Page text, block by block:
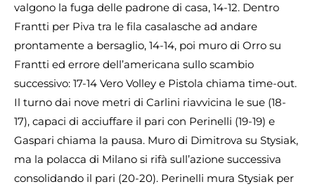
valgono la fuga delle padrone di casa, 14-12. Dentro
Frantti per Piva tra le fila casalasche ad andare
prontamente a bersaglio, 14-14, poi muro di Orro su
Frantti ed errore dell’americana sullo scambio
successivo: 17-14 Vero Volley e Pistola chiama time-out.
Il turno dai nove metri di Carlini riavvicina le sue (18-
17), capaci di acciuffare il pari con Perinelli (19-19) e
Gaspari chiama la pausa. Muro di Dimitrova su Stysiak,
ma la polacca di Milano si rifà sull’azione successiva
consolidando il pari (20-20). Perinelli mura Stysiak per